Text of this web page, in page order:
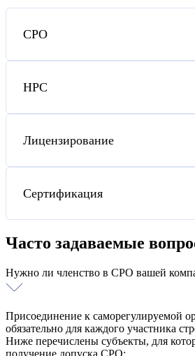
СРО
СРО на опасные виды работ
Специалисты НРС для СРО
Повышение квалификации
НРС
Подбор специалистов для
Лицензирование
Атомная лицензия
Лицензия на Взрывчатые
Лицензия на эксплуатацию
Сертификация
Сертификат ISO 14001
Сертификат ISO 22000
Сертификат ISO 45001
Сертификат ISO 13485
Интегрированная система
Часто задаваемые
Нужно ли членство в СРО вашей
Присоединение к саморегулируемой
обязательно для каждого участника
Ниже перечислены субъекты, для